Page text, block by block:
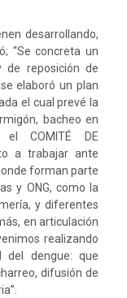
desarrollando,
“Se concreta un
de reposición de
elaboró un plan
el cual prevé la
bacheo en
el COMITÉ DE
a trabajar ante
forman parte
y ONG, como la
y diferentes
en articulación
realizando
del dengue: que
difusión de